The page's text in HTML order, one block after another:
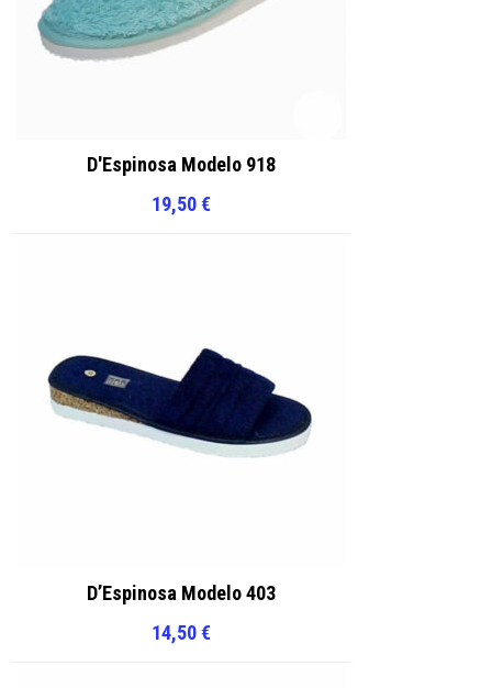
D'Espinosa Modelo 918
19,50€
D’Espinosa Modelo 403
14,50€